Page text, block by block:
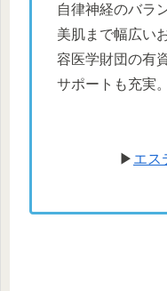
自律神経のバラ
美肌まで幅広い
容医学財団の有
サポートも充実
▶ エス